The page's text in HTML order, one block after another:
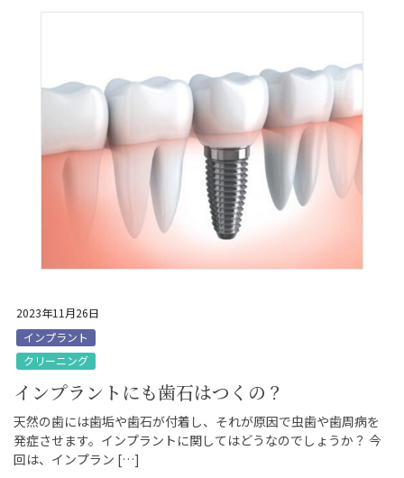
2023年11月26日
インプラント
クリーニング
インプラントにも歯石はつくの？
天然の歯には歯垢や歯石が付着し、それが原因で虫歯や歯周病を
発症させます。インプラントに関してはどうなのでしょうか？ 今
回は、インプラン […]